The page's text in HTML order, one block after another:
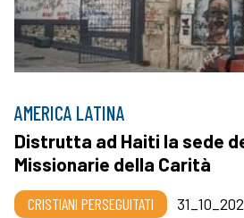
AMERICA LATINA
Distrutta ad Haiti la sede
Missionarie della Carità
CRISTIANI PERSEGUITATI